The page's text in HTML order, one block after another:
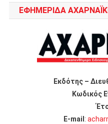
ΕΦΗΜΕΡΙΔΑ
Εκδότης –
Κωδικός
Ε-mail :